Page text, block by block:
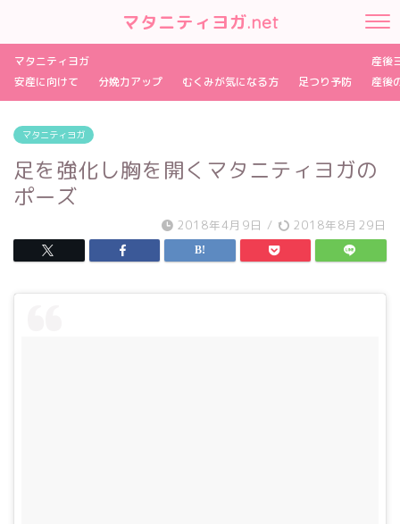
マタニティヨガ.net
マタニティヨガ
安産に向けて
分娩力アップ むくみが気になる方 足つり予防
産後
産後
マタニティヨガ
足を強化し胸を開くマタニティヨガの
ポーズ
2018年4月9日 / 2018年8月29日